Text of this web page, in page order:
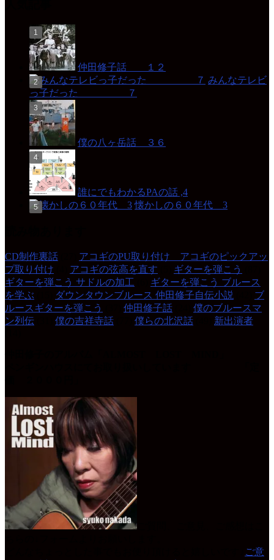
仲田修子話 １２
みんなテレビ
っ子だった ７
僕の八ヶ岳話 ３６
誰にでもわかるPAの話 ,4
懐かしの６０年代 3
CD制作裏話
アコギのPU取り付け アコギのピックアッ
プ取り付け
アコギの弦高を直す ギターを弾こう
ギターを弾こう サドルの加工
ギターを弾こう ブルース
を学ぶ
ダウンタウンブルース 仲田修子自伝小説
ブ
ルースギターを弾こう
仲田修子話
僕のブルースマ
ン列伝
僕の吉祥寺話 僕らの北沢話
新出演者
ご意